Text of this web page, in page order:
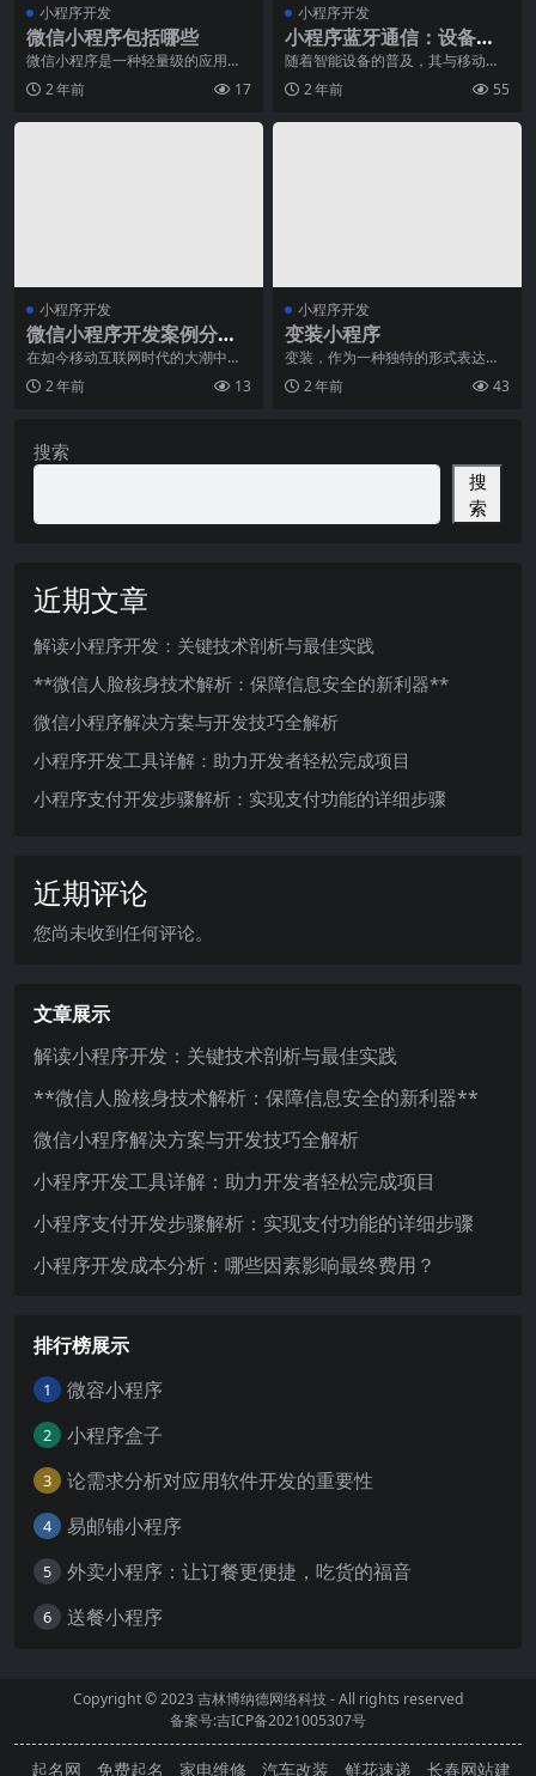
小程序开发
微信小程序包括哪些
微信小程序是一种轻量级的应用程
序，可以在微信内部直接运行，无
需下载和安装。它们提
2 年前 17
小程序开发
小程序蓝牙通信：设备连
接与数据传输
随着智能设备的普及，其与移动终
端的互联变得越来越普遍。而蓝牙
作为一种低功耗的无线
2 年前 55
小程序开发
微信小程序开发案例分
析：超市购物小程序
在如今移动互联网时代的大潮中，
微信小程序作为一种全新的应用形
式，正逐渐走进我们的
2 年前 13
小程序开发
变装小程序
变装，作为一种独特的形式表达艺
术，既能带来欢乐，又能展现创造
力。然而，对于大多数
2 年前 43
搜索
搜
索
近期文章
解读小程序开发：关键技术剖析与最佳实践
**微信人脸核身技术解析：保障信息安全的新利器**
微信小程序解决方案与开发技巧全解析
小程序开发工具详解：助力开发者轻松完成项目
小程序支付开发步骤解析：实现支付功能的详细步骤
近期评论
您尚未收到任何评论。
文章展示
解读小程序开发：关键技术剖析与最佳实践
**微信人脸核身技术解析：保障信息安全的新利器**
微信小程序解决方案与开发技巧全解析
小程序开发工具详解：助力开发者轻松完成项目
小程序支付开发步骤解析：实现支付功能的详细步骤
小程序开发成本分析：哪些因素影响最终费用？
排行榜展示
1 微容小程序
2 小程序盒子
3 论需求分析对应用软件开发的重要性
4 易邮铺小程序
5 外卖小程序：让订餐更便捷，吃货的福音
6 送餐小程序
Copyright © 2023吉林博纳德网络科技- All rights reserved
备案号:吉ICP备2021005307号
起名网 免费起名 家电维修 汽车改装 鲜花速递 长春网站建